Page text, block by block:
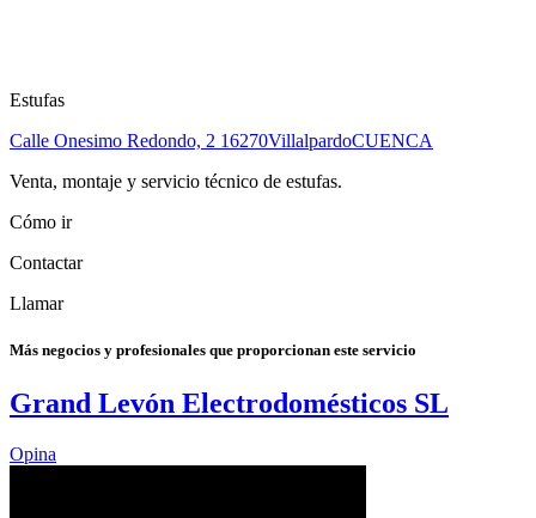
Estufas
Calle Onesimo Redondo, 2 16270VillalpardoCUENCA
Venta, montaje y servicio técnico de estufas.
Cómo ir
Contactar
Llamar
Más negocios y profesionales que proporcionan este servicio
Grand Levón Electrodomésticos SL
Opina